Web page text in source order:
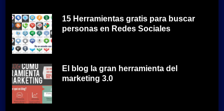
15 Herramientas gratis para buscar
personas en Redes Sociales
El blog la gran herramienta del
marketing 3.0